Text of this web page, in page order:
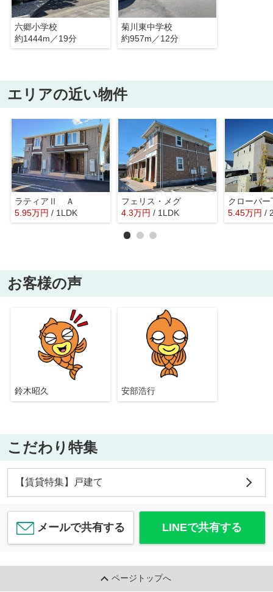
六郷小学校
約1444m／19分
菊川東中学校
約957m／12分
エリアの近い物件
ラティアⅡ Ａ
5.95万円 / 1LDK
フェリス・メグ
4.3万円 / 1LDK
クローバ
5.45万円 /
お客様の声
鈴木昭久 安部浩行
こだわり特集
【賃貸特集】戸建て
メールで共有する LINEで共有する
ページトップへ